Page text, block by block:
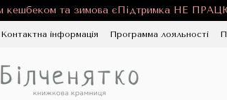
кешбеком та зимова єПідтримка НЕ
Контактна інформація Программа лояльності